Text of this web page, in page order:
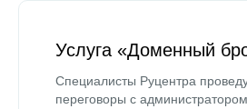
Услуга «Доменный
Специалисты Руцентра
переговоры с